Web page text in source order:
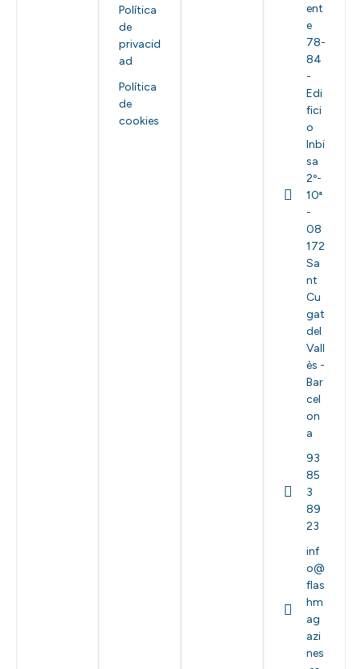
Política
de
privacid
ad
Política
de
cookies
ent
e
78-
84
-
Edi
fici
o
Inbi
sa
2º-
10ª
-
08
172
Sa
nt
Cu
gat
del
Vall
ès -
Bar
cel
on
a
93
85
3
89
23
inf
o@
flas
hm
ag
azi
nes